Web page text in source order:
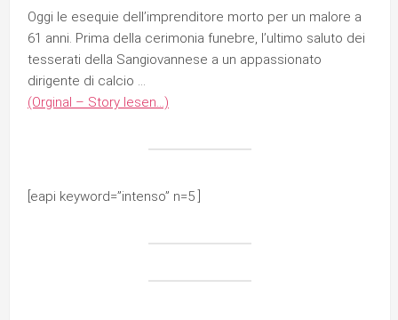
Oggi le esequie dell’imprenditore morto per un malore a
61 anni. Prima della cerimonia funebre, l’ultimo saluto dei
tesserati della Sangiovannese a un appassionato
dirigente di calcio …
(Orginal – Story lesen…)
[eapi keyword=”intenso” n=5 ]